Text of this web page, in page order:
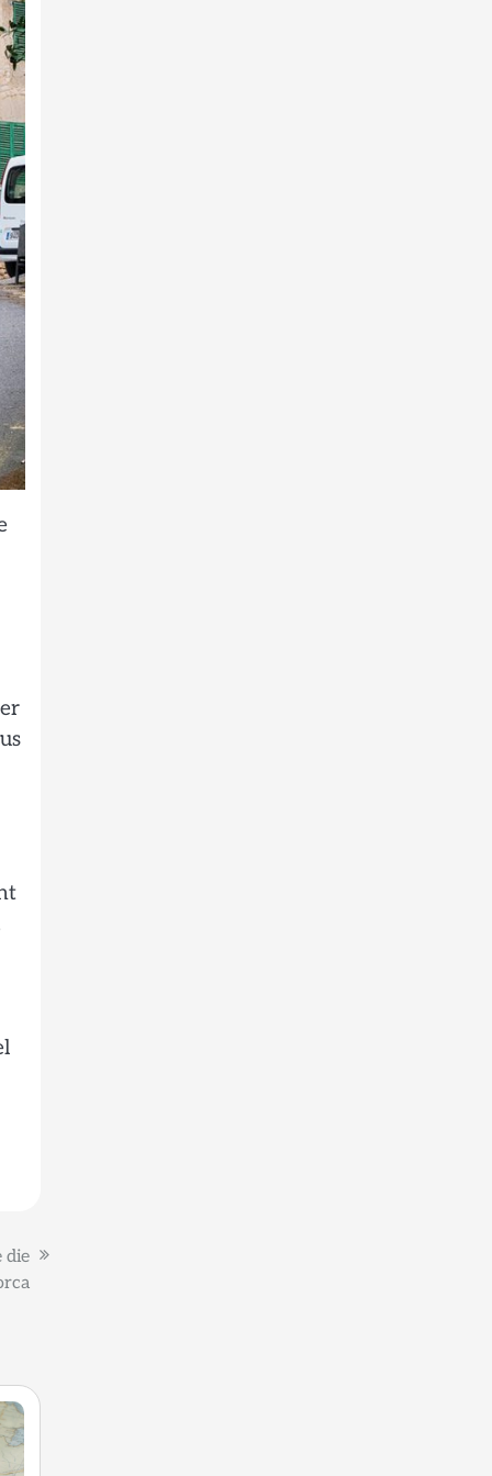
die